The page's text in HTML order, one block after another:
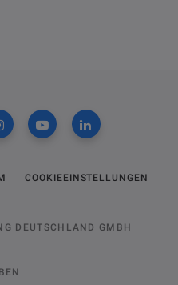
COOKIEEINSTELLUNGEN
DEUTSCHLAND GMBH